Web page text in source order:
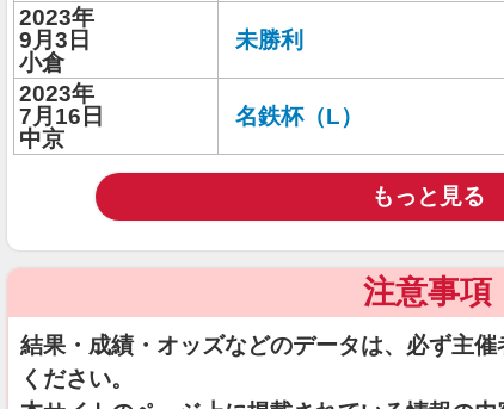
2023年
9月3日
小倉
未勝利
2023年
7月16日
中京
名鉄杯（L）
もっと見る
注意事項
結果・成績・オッズなどのデータは、必ず主
ください。